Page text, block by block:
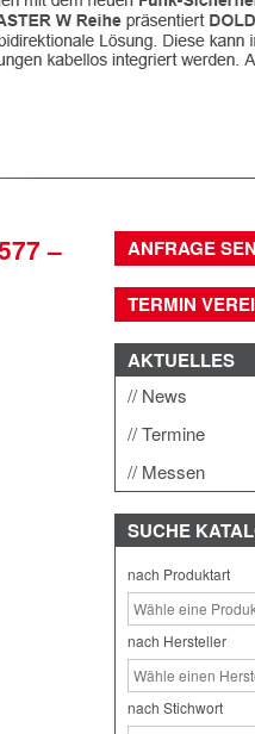
–
ANFRAGE
TERMIN
AKTUELLES
News
Termine
Messen
SUCHE
nach Produktart
nach Hersteller
nach Stichwort